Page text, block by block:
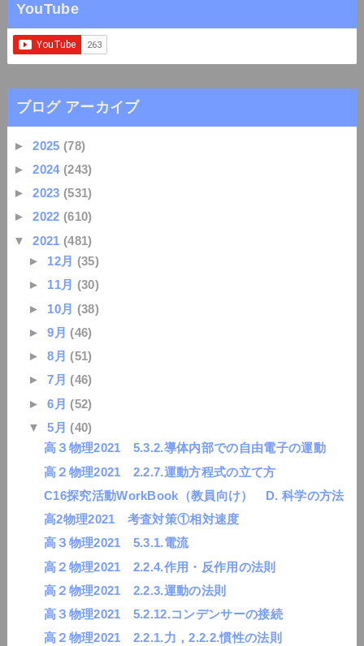
YouTube
ブログ アーカイブ
►2025 (78)
►2024 (243)
►2023 (531)
►2022 (610)
▼2021 (481)
► 12月 (35)
► 11月 (30)
► 10月 (38)
►9月 (46)
►8月 (51)
►7月 (46)
►6月 (52)
▼5月 (40)
高３物理2021 5.3.2.導体内部での自由電子の運動
高２物理2021 2.2.7.運動方程式の立て方
C16探究活動WorkBook（教員向け） D. 科学の方法
高2物理2021 考査対策①相対速度
高３物理2021 5.3.1.電流
高２物理2021 2.2.4.作用・反作用の法則
高２物理2021 2.2.3.運動の法則
高３物理2021 5.2.12.コンデンサーの接続
高２物理2021 2.2.1.力，2.2.2.慣性の法則